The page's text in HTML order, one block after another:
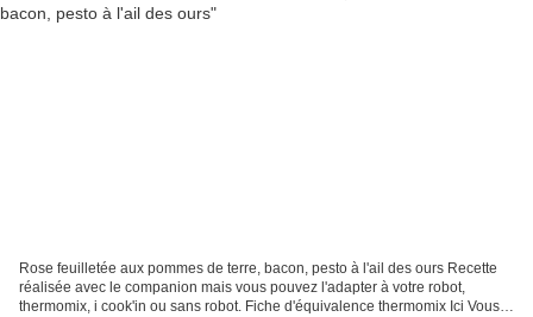
Rose feuilletée aux pommes de terre, bacon, pesto à l'ail des ours Recette
réalisée avec le companion mais vous pouvez l'adapter à votre robot,
thermomix, i cook'in ou sans robot. Fiche d'équivalence thermomix Ici Vous